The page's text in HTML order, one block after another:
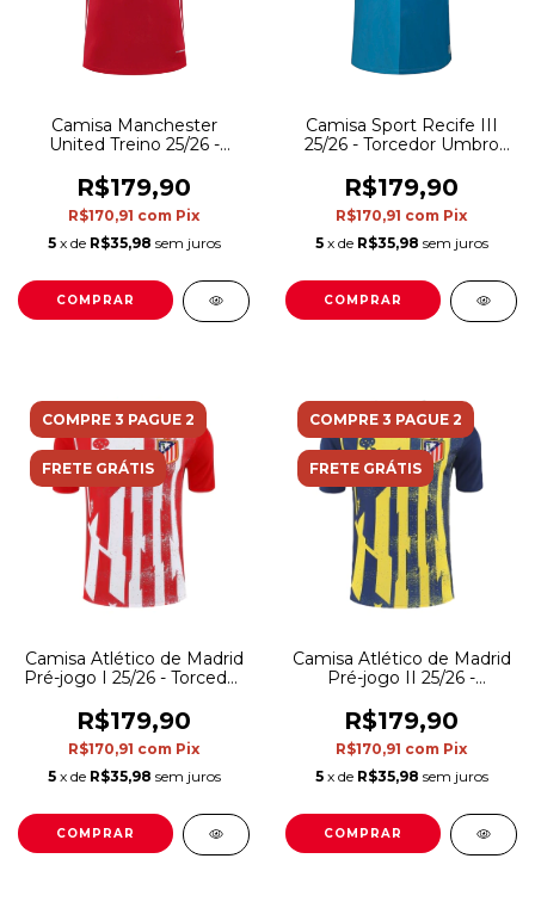
Camisa Manchester
United Treino 25/26 -
- Vermelha
R$179,90
R$170,91 com Pix
5 x de R$35,98 sem juros
COMPRAR
Camisa Sport Recife III
25/26 - Torcedor Umbro
R$179,90
R$170,91 com Pix
5 x de R$35,98 sem juros
COMPRAR
COMPRE 3 PAGUE 2
FRETE GRÁTIS
Camisa Atlético de Madrid
Pré-jogo I 25/26 - Torcedor
e branca
R$179,90
R$170,91 com Pix
5 x de R$35,98 sem juros
COMPRAR
COMPRE 3 PAGUE 2
FRETE GRÁTIS
Camisa Atlético de Madrid
Pré-jogo II 25/26 -
Azul e amarela
R$179,90
R$170,91 com Pix
5 x de R$35,98 sem juros
COMPRAR